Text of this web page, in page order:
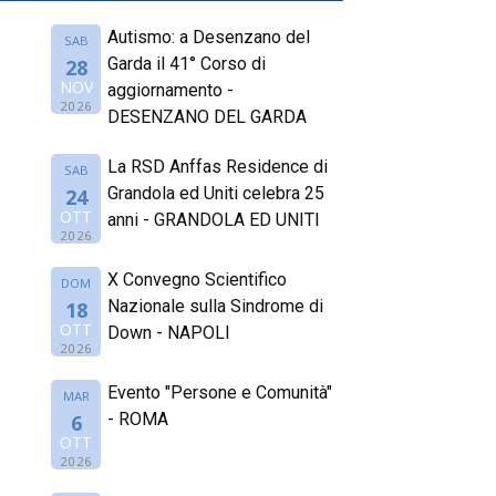
SAB
28
NOV
2026
Autismo: a Desenzano del
Garda il 41° Corso di
aggiornamento -
DESENZANO DEL GARDA
SAB
24
OTT
2026
La RSD Anffas Residence di
Grandola ed Uniti celebra 25
anni - GRANDOLA ED UNITI
DOM
18
OTT
2026
X Convegno Scientifico
Nazionale sulla Sindrome di
Down - NAPOLI
MAR
6
OTT
2026
Evento "Persone e Comunità"
- ROMA